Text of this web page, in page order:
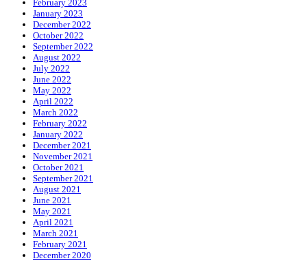
February 2023
January 2023
December 2022
October 2022
September 2022
August 2022
July 2022
June 2022
May 2022
April 2022
March 2022
February 2022
January 2022
December 2021
November 2021
October 2021
September 2021
August 2021
June 2021
May 2021
April 2021
March 2021
February 2021
December 2020